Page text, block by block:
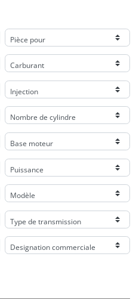
Pièce pour
Carburant
Injection
Nombre de cylindre
Base moteur
Puissance
Modèle
Type de transmission
Designation commerciale